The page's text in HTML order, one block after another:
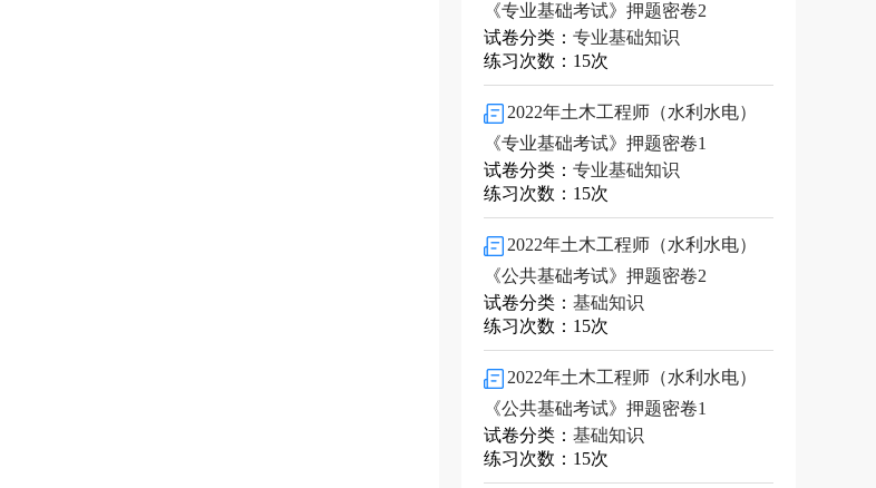
《专业基础考试》押题密卷2
试卷分类： 专业基础知识
练习次数：15次
2022年土木工程师（水利水电）
《专业基础考试》押题密卷1
试卷分类： 专业基础知识
练习次数：15次
2022年土木工程师（水利水电）
《公共基础考试》押题密卷2
试卷分类： 基础知识
练习次数：15次
2022年土木工程师（水利水电）
《公共基础考试》押题密卷1
试卷分类： 基础知识
练习次数：15次